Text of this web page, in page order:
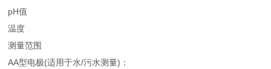
pH值
温度
测量范围
AA型电极(适用于水/污水测量)：